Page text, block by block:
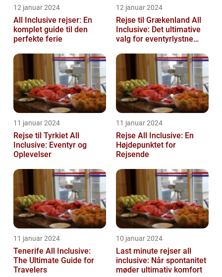
12 januar 2024
All Inclusive rejser: En
komplet guide til den
perfekte ferie
12 januar 2024
Rejse til Grækenland All
Inclusive: Det ultimative
valg for eventyrlystne
11 januar 2024
Rejse til Tyrkiet All
Inclusive: Eventyr og
Oplevelser
11 januar 2024
Rejse All Inclusive: En
Højdepunktet for
Rejsende
11 januar 2024
Tenerife All Inclusive:
The Ultimate Guide for
Travelers
10 januar 2024
Last minute rejser all
inclusive: Når spontanitet
møder ultimativ komfort